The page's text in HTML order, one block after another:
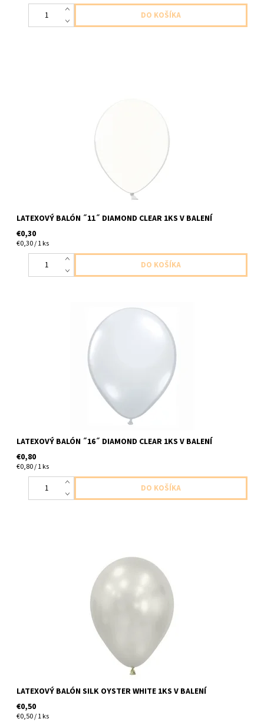
LATEXOVÝ BALÓN ˝11˝ DIAMOND CLEAR 1KS V BALENÍ
€0,30
€0,30 / 1 ks
Latexovy balón diamantovo ciry-priesvitny 1ks v balení velkost
40cm dodavame nenafukane
LATEXOVÝ BALÓN ˝16˝ DIAMOND CLEAR 1KS V BALENÍ
€0,80
€0,80 / 1 ks
latexovy balonustricovo biela 1ks v baleni velkost cca do 30cm
dodavame nenafukany
LATEXOVÝ BALÓN SILK OYSTER WHITE 1KS V BALENÍ
€0,50
€0,50 / 1 ks